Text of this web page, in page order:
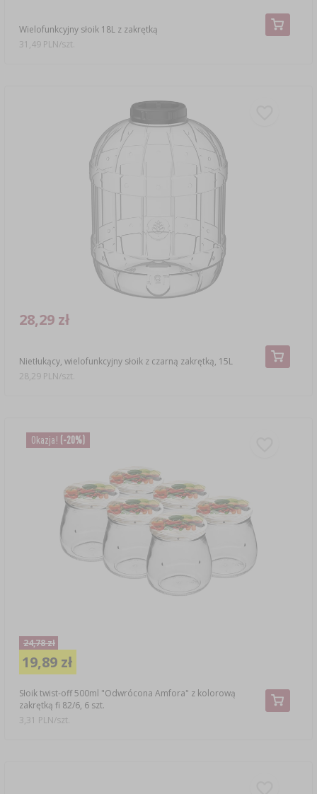
Wielofunkcyjny słoik 18L z zakrętką
31,49 PLN/szt.
Nietłukący, wielofunkcyjny słoik z czarną zakrętką, 15L
28,29 zł
28,29 PLN/szt.
Okazja! (-20%)
Słoik twist-off 500ml "Odwrócona Amfora" z kolorową
zakrętką fi 82/6, 6 szt.
24,78 zł
19,89 zł
3,31 PLN/szt.